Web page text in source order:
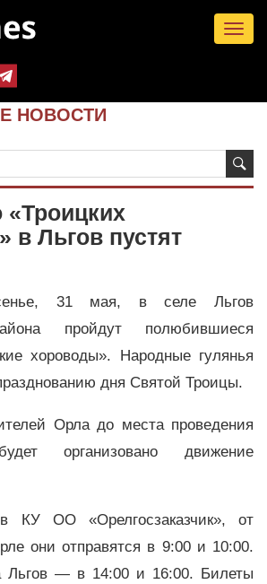
НОВОСТИ
в Льгов пустят
31 мая, в селе Льгов
пройдут полюбившиеся
хороводы». Народные гулянья
дня Святой Троицы.
Орла до места проведения
организовано движение
КУ ОО «Орелгосзаказчик», от
они отправятся в 9:00 и 10:00.
Льгов — в 14:00 и 16:00. Билеты